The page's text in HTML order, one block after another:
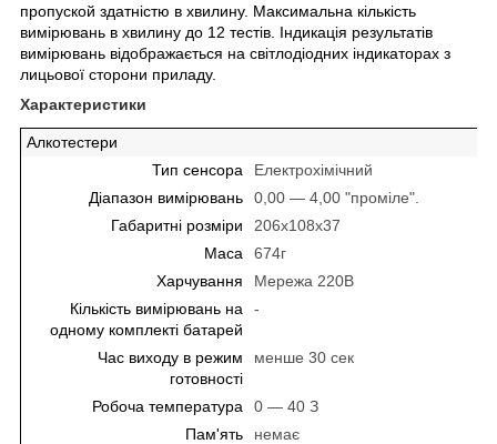
пропуской здатністю в хвилину. Максимальна кількість
вимірювань в хвилину до 12 тестів. Індикація результатів
вимірювань відображається на світлодіодних індикаторах з
лицьової сторони приладу.
Характеристики
Алкотестери
Тип сенсора
Електрохімічний
Діапазон вимірювань
0,00 ― 4,00 "проміле".
Габаритні розміри
206х108х37
Маса
674г
Харчування
Мережа 220В
Кількість вимірювань на
одному комплекті батарей
-
Час виходу в режим
готовності
менше 30 сек
Робоча температура
0 ― 40 З
Пам'ять
немає